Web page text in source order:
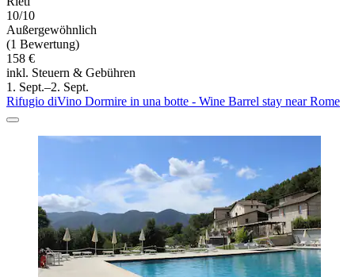
10/10
Außergewöhnlich
(1 Bewertung)
158 €
inkl. Steuern & Gebühren
1. Sept.–2. Sept.
Rifugio diVino Dormire in una botte - Wine Barrel stay near Rome